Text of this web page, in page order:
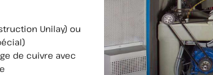
Unilay) ou
de cuivre avec